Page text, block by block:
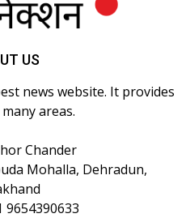
US
news website. It provides
areas.
Chander
Mohalla, Dehradun,
9654390633